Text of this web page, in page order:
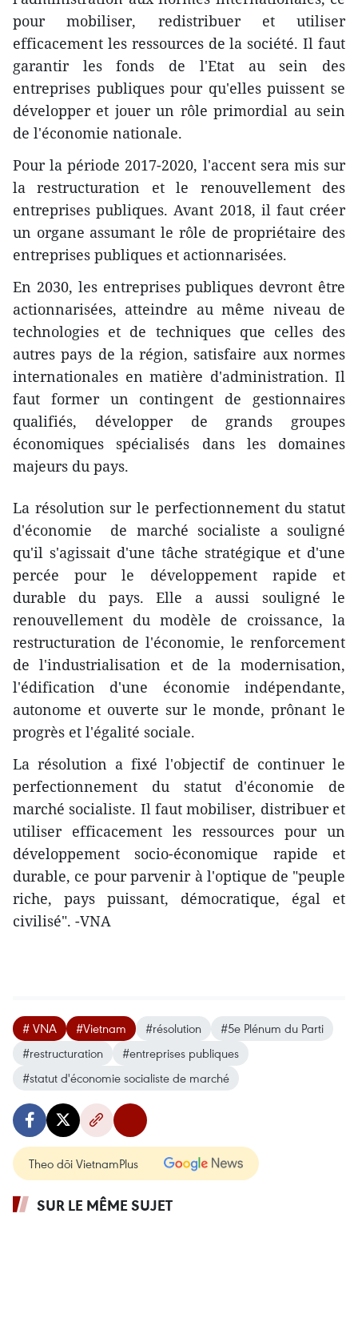
pour mobiliser, redistribuer et utiliser
efficacement ​les ressources de la société. Il faut
garantir les fonds de l'Etat au sein des
entreprises publiques pour qu'elles puissent se
développer et jouer un rôle primordial au sein
de l'économie nationale.
Pour la période 2017-2020, l'accent ​sera mis sur
la restructuration et le renouvellement des
entreprises publiques. Avant 2018, il faut créer
un organe assumant le rôle de propriétaire des
entreprises publiques et actionnarisées.
En 2030, les entreprises publiques devront être
actionnarisées, atteindre au même niveau de
technologies et de techniques que ​celles des
autres pays de la région, satisfai​re aux normes
internationales en matière d'administration. Il
faut former un contingent de gestionnaires
qualifiés, développer de grands groupes
économiques spécialisés dans les domaines
majeurs du pays.
La résolution sur le perfectionnement du statut
d'économie de marché socialiste a souligné
qu'il s'agissait d'une tâche stratégique​ et d'une
percée pour le développement rapide et
durable du pays. Elle a aussi souligné le
renouvellement du modèle de croissance, la
restructuration de l'économie, le renforcement
de l'industrialisation et de la modernisation,
l'édification d'une économie indépendante,
autonome et ​ouverte sur le monde, prônant le
progrès et l'égalité sociale.
La résolution a fixé l'objectif de continuer le
perfectionnement du statut d'économie de
marché socialiste. Il faut mobiliser, distribuer et
utiliser efficacement les ressources pour​ un
développement socio-économique rapide et
durable, ce pour parvenir à l'optique de "peuple
riche, pays puissant, démocratique, égal et
civilisé". -VNA
# VNA #Vietnam #résolution
#5e Plénum du Parti
#restructuration
#entreprises publiques
#statut d'économie socialiste de marché
Theo dõi VietnamPlus
SUR LE MÊME SUJET